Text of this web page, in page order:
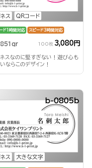
ス QRコード
ド1時間対応 スピード3時間対応
100枚 3,080円
ネスなのに堅すぎない！遊び心も
ならこのデザイン！
ス 大きな文字
b-0805b